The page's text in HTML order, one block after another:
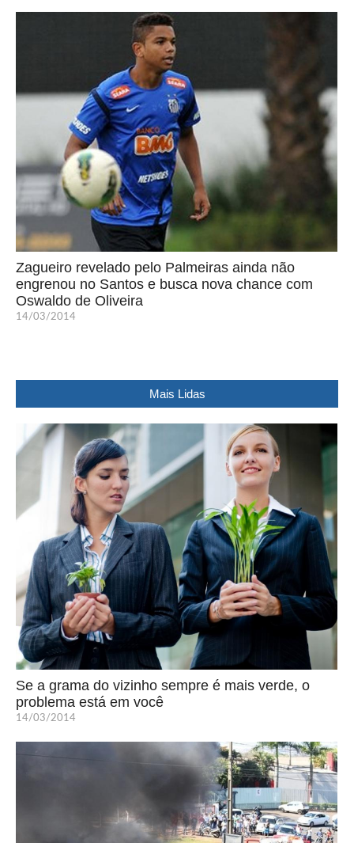
Zagueiro revelado pelo Palmeiras ainda não
engrenou no Santos e busca nova chance com
Oswaldo de Oliveira
14/03/2014
Mais Lidas
Se a grama do vizinho sempre é mais verde, o
problema está em você
14/03/2014